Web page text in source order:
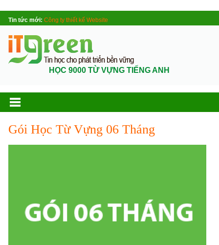
Tin tức mới: Công ty thiết kế Website
HỌC 9000 TỪ VỰNG TIẾNG ANH
Gói Học Từ Vựng 06 Tháng